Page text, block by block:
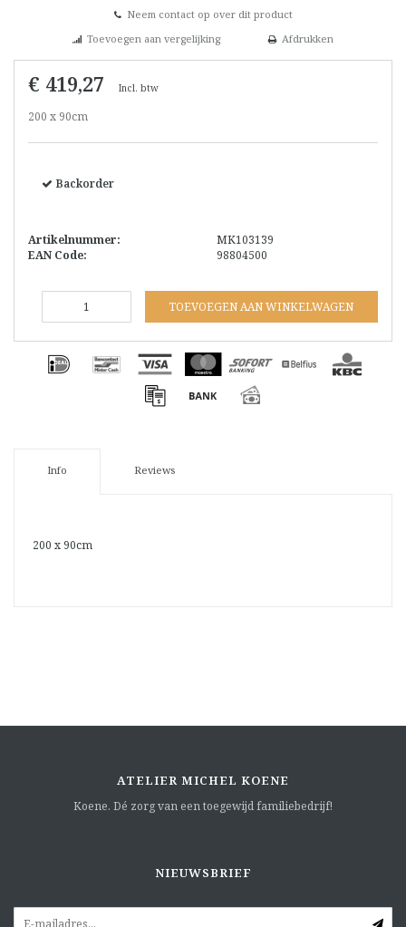
Neem contact op over dit product
Toevoegen aan vergelijking
Afdrukken
€ 419,27 Incl. btw
200 x 90cm
Backorder
Artikelnummer:
MK103139
EAN Code:
98804500
TOEVOEGEN AAN WINKELWAGEN
Info Reviews
200 x 90cm
ATELIER MICHEL KOENE
Koene. Dé zorg van een toegewijd familiebedrijf!
NIEUWSBRIEF